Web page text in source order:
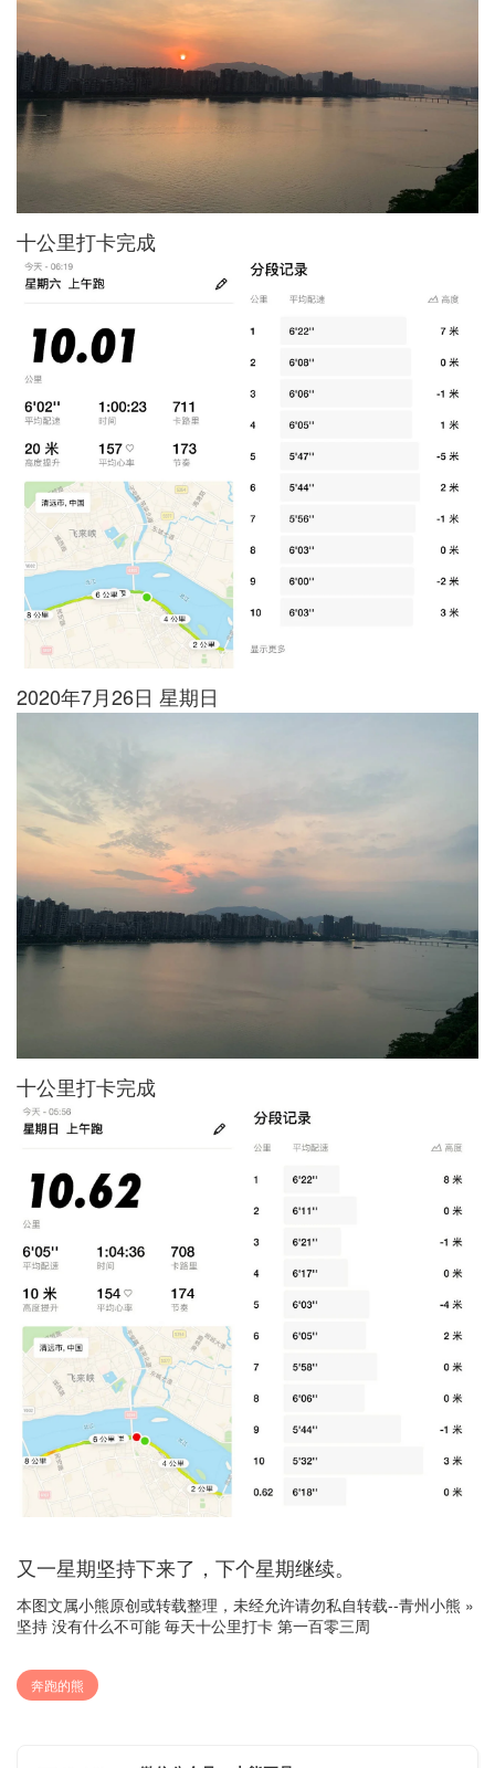
十公里打卡完成
2020年7月26日 星期日
十公里打卡完成
又一星期坚持下来了，下个星期继续。
本图文属小熊原创或转载整理，未经允许请勿私自转载--青州小熊 »
坚持 没有什么不可能 毎天十公里打卡 第一百零三周
奔跑的熊